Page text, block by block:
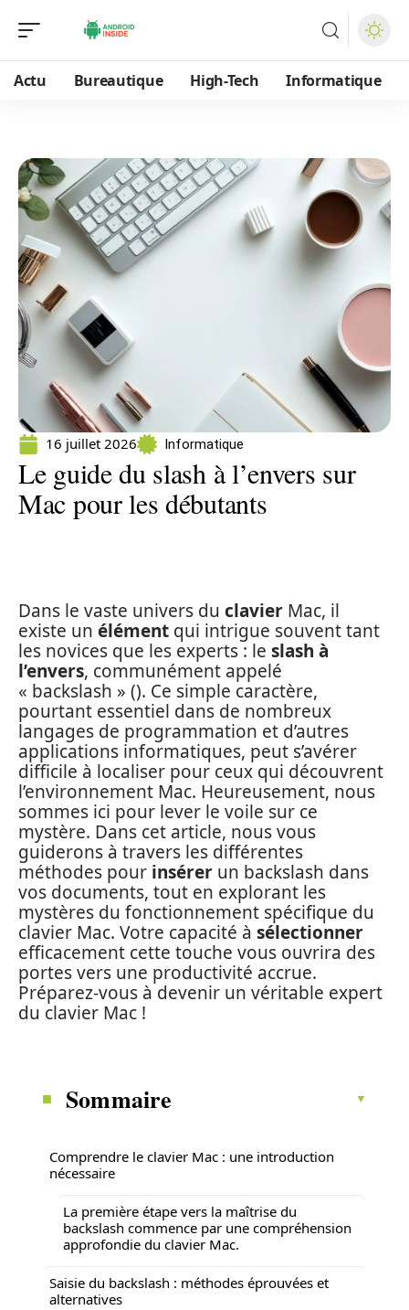
Actu Bureautique High-Tech Informatique
16 juillet 2026 Informatique
Le guide du slash à l’envers sur
Mac pour les débutants
Dans le vaste univers du clavier Mac, il
existe un élément qui intrigue souvent tant
les novices que les experts : le slash à
l’envers, communément appelé
« backslash » (). Ce simple caractère,
pourtant essentiel dans de nombreux
langages de programmation et d’autres
applications informatiques, peut s’avérer
difficile à localiser pour ceux qui découvrent
l’environnement Mac. Heureusement, nous
sommes ici pour lever le voile sur ce
mystère. Dans cet article, nous vous
guiderons à travers les différentes
méthodes pour insérer un backslash dans
vos documents, tout en explorant les
mystères du fonctionnement spécifique du
clavier Mac. Votre capacité à sélectionner
efficacement cette touche vous ouvrira des
portes vers une productivité accrue.
Préparez-vous à devenir un véritable expert
du clavier Mac !
Sommaire
Comprendre le clavier Mac : une introduction
nécessaire
La première étape vers la maîtrise du
backslash commence par une compréhension
approfondie du clavier Mac.
Saisie du backslash : méthodes éprouvées et
alternatives